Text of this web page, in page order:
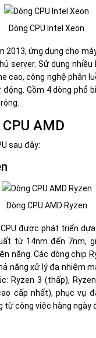
Dòng CPU Intel Xeon
2013, ứng dụng cho
server. Sử dụng nhiều
cao, công nghệ phân
Gồm 4 dòng phổ
AMD
sau đây:
Dòng CPU AMD Ryzen
được phát triển
từ 14nm đến 7nm,
năng. Các dòng chip
năng xử lý đa nhiệm
Ryzen 3 (thấp),
cấp nhất), phục vụ
từ công việc hàng ngày